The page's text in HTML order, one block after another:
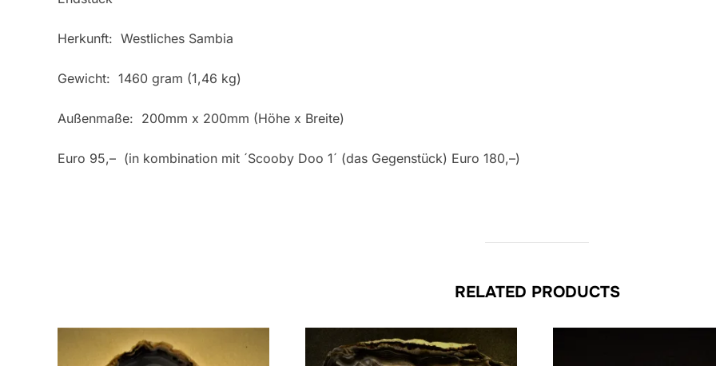
Herkunft: Westliches Sambia
Gewicht: 1460 gram (1,46 kg)
Außenmaße: 200mm x 200mm (Höhe x Breite)
Euro 95,– (in kombination mit ´Scooby Doo 1´ (das Gegenstück) Euro 180,–)
RELATED PRODUCTS